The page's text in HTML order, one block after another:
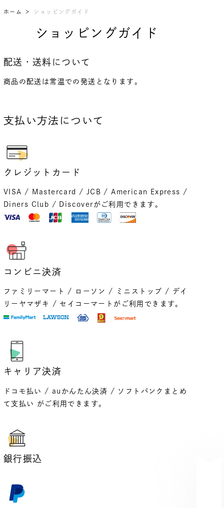
ホーム ショッピングガイド
ショッピングガイド
配送・送料について
商品の配送は常温での発送となります。
支払い方法について
クレジットカード
VISA / Mastercard / JCB / American Express /
Diners Club / Discoverがご利用できます。
コンビニ決済
ファミリーマート / ローソン / ミニストップ / デイ
リーヤマザキ / セイコーマートがご利用できます。
キャリア決済
ドコモ払い / auかんたん決済 / ソフトバンクまとめ
て支払い がご利用できます。
銀行振込